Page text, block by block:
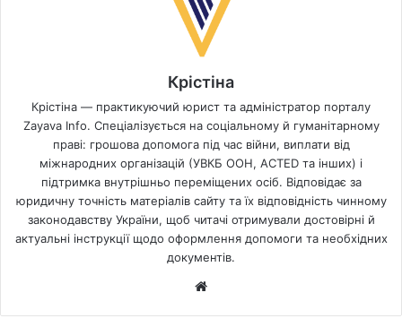
Крістіна
Крістіна — практикуючий юрист та адміністратор порталу
Zayava Info. Спеціалізується на соціальному й гуманітарному
праві: грошова допомога під час війни, виплати від
міжнародних організацій (УВКБ ООН, ACTED та інших) і
підтримка внутрішньо переміщених осіб. Відповідає за
юридичну точність матеріалів сайту та їх відповідність чинному
законодавству України, щоб читачі отримували достовірні й
актуальні інструкції щодо оформлення допомоги та необхідних
документів.